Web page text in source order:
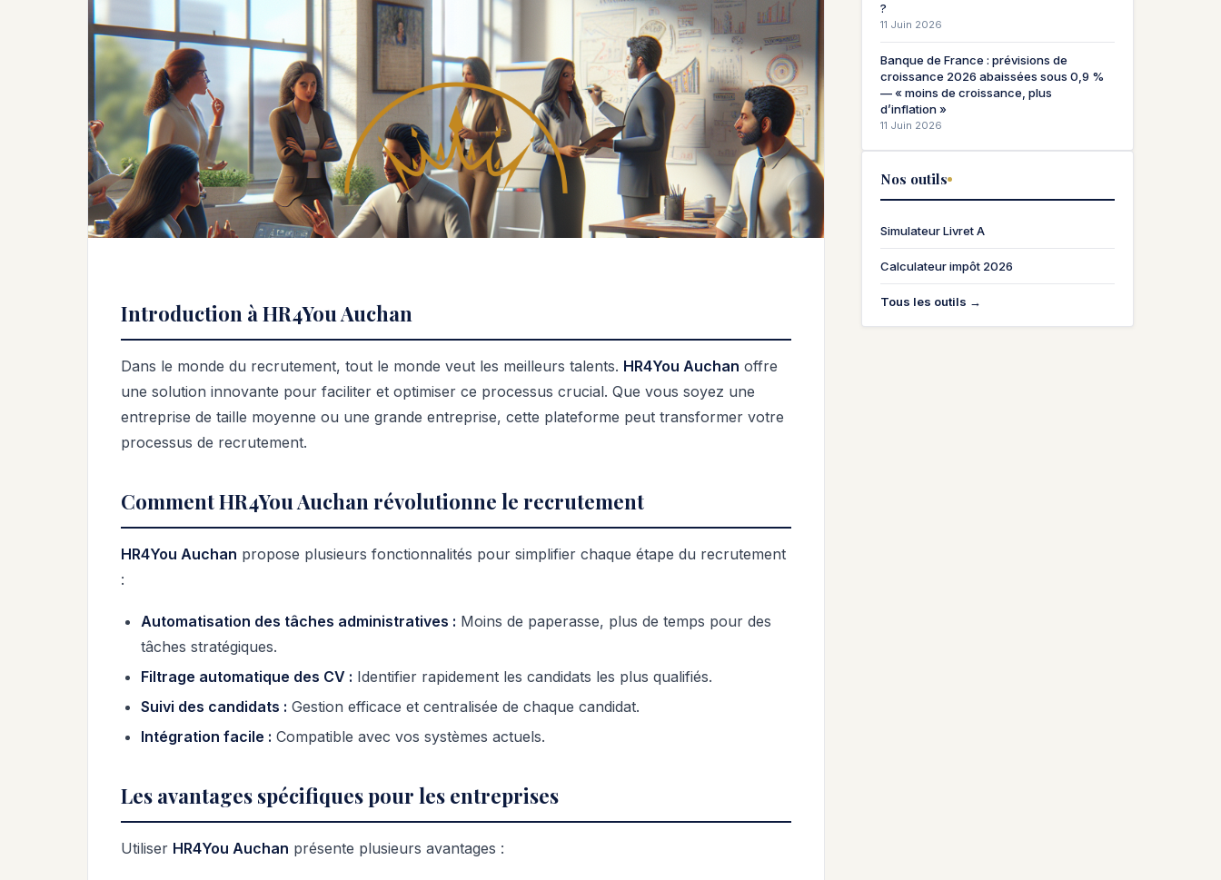
Introduction à HR4You Auchan
Dans le monde du recrutement, tout le monde veut les meilleurs talents. HR4You Auchan offre
une solution innovante pour faciliter et optimiser ce processus crucial. Que vous soyez une
entreprise de taille moyenne ou une grande entreprise, cette plateforme peut transformer votre
processus de recrutement.
Comment HR4You Auchan révolutionne le recrutement
HR4You Auchan propose plusieurs fonctionnalités pour simplifier chaque étape du recrutement
:
Automatisation des tâches administratives : Moins de paperasse, plus de temps pour des
tâches stratégiques.
Filtrage automatique des CV : Identifier rapidement les candidats les plus qualifiés.
Suivi des candidats : Gestion efficace et centralisée de chaque candidat.
Intégration facile : Compatible avec vos systèmes actuels.
Les avantages spécifiques pour les entreprises
Utiliser HR4You Auchan présente plusieurs avantages :
?
11 Juin 2026
Banque de France : prévisions de
croissance 2026 abaissées sous 0,9 %
— « moins de croissance, plus
d’inflation »
11 Juin 2026
Nos outils
Simulateur Livret A
Calculateur impôt 2026
Tous les outils →